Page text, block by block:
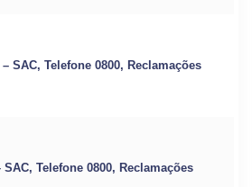
SAC, Telefone 0800, Reclamações
Telefone 0800, Reclamações